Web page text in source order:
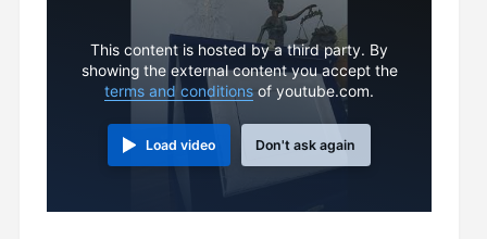
This content is hosted by a third party. By
showing the external content you accept the
terms and conditions of youtube.com.
Load video Don't ask again